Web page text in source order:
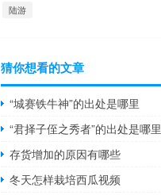
陆游
猜你想看的文章
“城赛铁牛神”的出处是哪里
“君择子侄之秀者”的出处是哪里
存货增加的原因有哪些
冬天怎样栽培西瓜视频